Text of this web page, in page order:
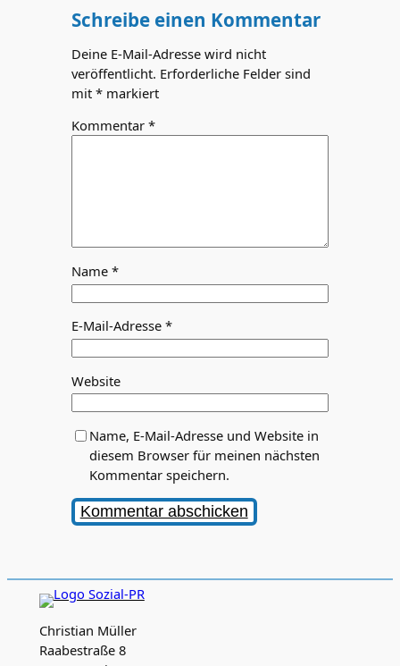
Schreibe einen Kommentar
Deine E-Mail-Adresse wird nicht
veröffentlicht. Erforderliche Felder sind
mit *markiert
Kommentar *
Name *
E-Mail-Adresse *
Website
Name, E-Mail-Adresse und Website in
diesem Browser für meinen nächsten
Kommentar speichern.
Christian Müller
Raabestraße 8